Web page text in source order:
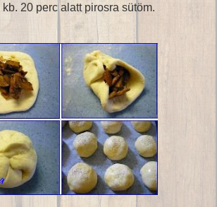
20 perc alatt pirosra sütöm.